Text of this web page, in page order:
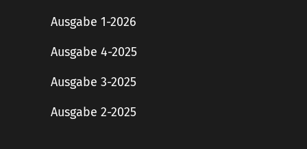
Ausgabe 1-2026
Ausgabe 4-2025
Ausgabe 3-2025
Ausgabe 2-2025